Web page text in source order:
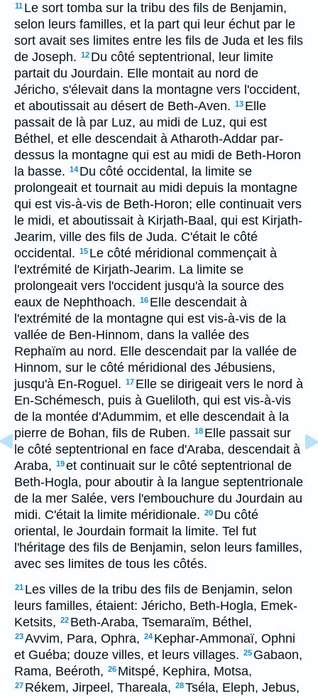
11 Le sort tomba sur la tribu des fils de Benjamin,
selon leurs familles, et la part qui leur échut par le
sort avait ses limites entre les fils de Juda et les fils
de Joseph. 12 Du côté septentrional, leur limite
partait du Jourdain. Elle montait au nord de
Jéricho, s'élevait dans la montagne vers l'occident,
et aboutissait au désert de Beth-Aven. 13 Elle
passait de là par Luz, au midi de Luz, qui est
Béthel, et elle descendait à Atharoth-Addar par-
dessus la montagne qui est au midi de Beth-Horon
la basse. 14 Du côté occidental, la limite se
prolongeait et tournait au midi depuis la montagne
qui est vis-à-vis de Beth-Horon; elle continuait vers
le midi, et aboutissait à Kirjath-Baal, qui est Kirjath-
Jearim, ville des fils de Juda. C'était le côté
occidental. 15 Le côté méridional commençait à
l'extrémité de Kirjath-Jearim. La limite se
prolongeait vers l'occident jusqu'à la source des
eaux de Nephthoach. 16 Elle descendait à
l'extrémité de la montagne qui est vis-à-vis de la
vallée de Ben-Hinnom, dans la vallée des
Rephaïm au nord. Elle descendait par la vallée de
Hinnom, sur le côté méridional des Jébusiens,
jusqu'à En-Roguel. 17 Elle se dirigeait vers le nord à
En-Schémesch, puis à Gueliloth, qui est vis-à-vis
de la montée d'Adummim, et elle descendait à la
pierre de Bohan, fils de Ruben. 18 Elle passait sur
le côté septentrional en face d'Araba, descendait à
Araba, 19et continuait sur le côté septentrional de
Beth-Hogla, pour aboutir à la langue septentrionale
de la mer Salée, vers l'embouchure du Jourdain au
midi. C'était la limite méridionale. 20 Du côté
oriental, le Jourdain formait la limite. Tel fut
l'héritage des fils de Benjamin, selon leurs familles,
avec ses limites de tous les côtés.
21 Les villes de la tribu des fils de Benjamin, selon
leurs familles, étaient: Jéricho, Beth-Hogla, Emek-
Ketsits, 22 Beth-Araba, Tsemaraïm, Béthel,
23Avvim, Para, Ophra, 24 Kephar-Ammonaï, Ophni
et Guéba; douze villes, et leurs villages. 25 Gabaon,
Rama, Beéroth, 26 Mitspé, Kephira, Motsa,
27 Rékem, Jirpeel, Thareala, 28Tséla, Eleph, Jebus,